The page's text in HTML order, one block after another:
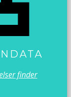
finder